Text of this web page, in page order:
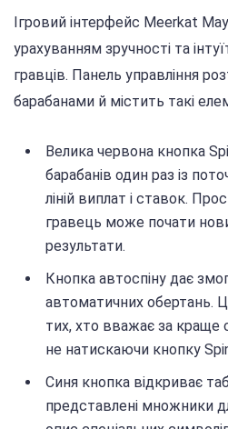
Ігровий інтерфейс Meerkat
урахуванням зручності та
гравців. Панель управління
барабанами й містить такі
Велика червона кнопка
барабанів один раз із
ліній виплат і ставок.
гравець може почати
результати.
Кнопка автоспіну дає
автоматичних обертань.
тих, хто вважає за краще
не натискаючи кнопку
Синя кнопка відкриває
представлені множники